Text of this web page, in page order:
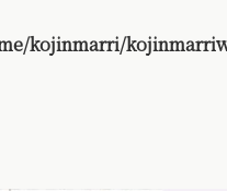
kojinmarri/